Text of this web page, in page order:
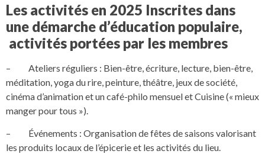
Les activités en 2025 Inscrites dans
une démarche d’éducation populaire,
activités portées par les membres
– Ateliers réguliers : Bien-être, écriture, lecture, bien-être,
méditation, yoga du rire, peinture, théâtre, jeux de société,
cinéma d’animation et un café-philo mensuel et Cuisine (« mieux
manger pour tous »).
– Événements : Organisation de fêtes de saisons valorisant
les produits locaux de l’épicerie et les activités du lieu.